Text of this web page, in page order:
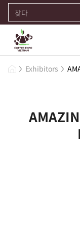
Exhibitors